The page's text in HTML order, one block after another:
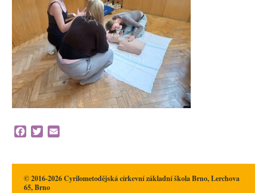
Facebook
Twitter
© 2016-2026 Cyrilometodějská církevní základní škola Brno, Lerchova
65, Brno